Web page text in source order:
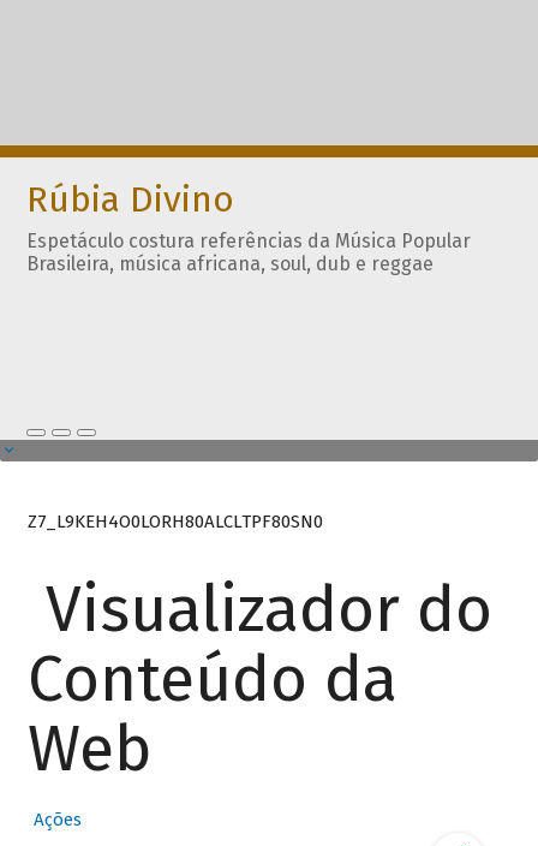
Rúbia Divino
Espetáculo costura referências da Música Popular
Brasileira, música africana, soul, dub e reggae
Z7_L9KEH4O0LORH80ALCLTPF80SN0
Visualizador do
Conteúdo da
Web
Ações